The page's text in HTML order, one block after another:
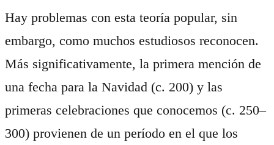
Hay problemas con esta teoría popular, sin
embargo, como muchos estudiosos reconocen.
Más significativamente, la primera mención de
una fecha para la Navidad (c. 200) y las
primeras celebraciones que conocemos (c. 250–
300) provienen de un período en el que los